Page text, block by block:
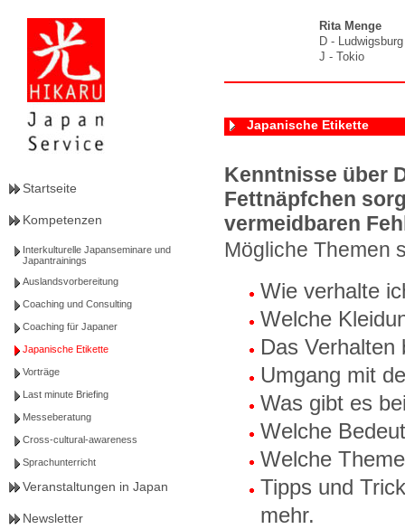
Rita Menge
D - Ludwigsburg
J - Tokio
Startseite
Kompetenzen
Interkulturelle Japanseminare und
Japantrainings
Auslandsvorbereitung
Coaching und Consulting
Coaching für Japaner
Japanische Etikette
Vorträge
Last minute Briefing
Messeberatung
Cross-cultural-awareness
Sprachunterricht
Veranstaltungen in Japan
Newsletter
Japanische Etikette
Kenntnisse über
Fettnäpfchen
vermeidbaren
Mögliche Themen
Wie verhalte
Welche
Das Verhalten
Umgang mit
Was gibt es
Welche
Welche
Tipps und
mehr.